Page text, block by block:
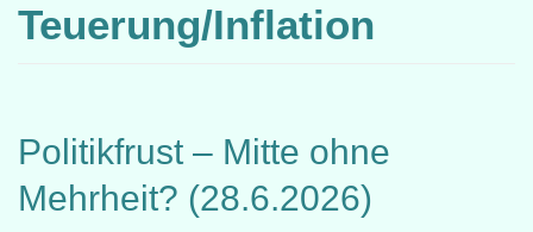
Teuerung/Inflation
Politikfrust – Mitte ohne
Mehrheit? (28.6.2026)